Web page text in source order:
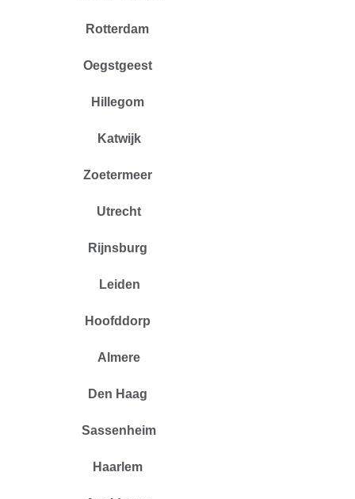
Rotterdam
Oegstgeest
Hillegom
Katwijk
Zoetermeer
Utrecht
Rijnsburg
Leiden
Hoofddorp
Almere
Den Haag
Sassenheim
Haarlem